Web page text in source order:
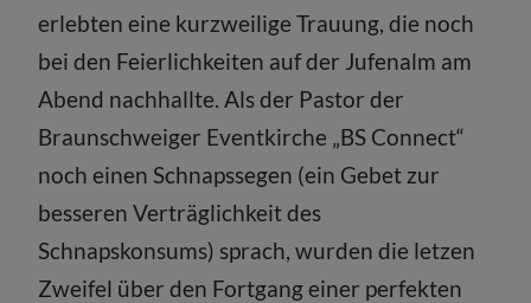
erlebten eine kurzweilige Trauung, die noch
bei den Feierlichkeiten auf der Jufenalm am
Abend nachhallte. Als der Pastor der
Braunschweiger Eventkirche „BS Connect“
noch einen Schnapssegen (ein Gebet zur
besseren Verträglichkeit des
Schnapskonsums) sprach, wurden die letzen
Zweifel über den Fortgang einer perfekten